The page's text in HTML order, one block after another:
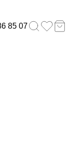
85 07